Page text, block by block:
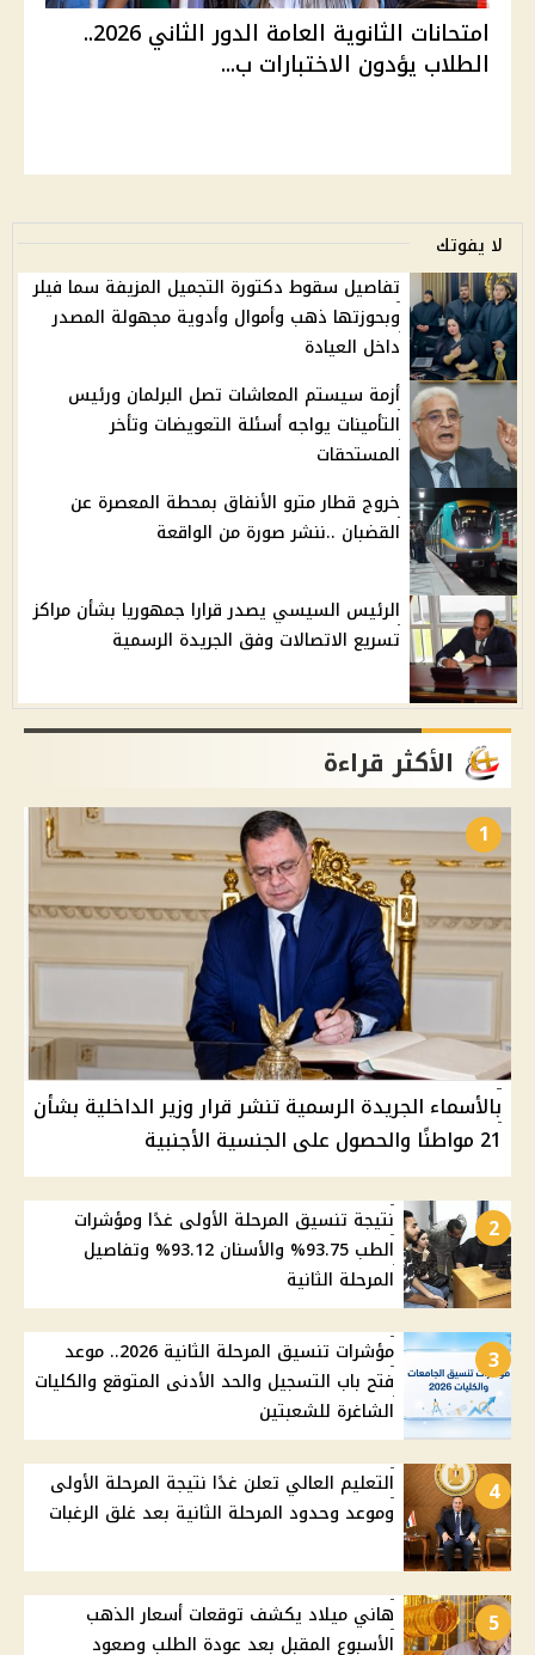
امتحانات الثانوية العامة الدور الثاني 2026..
الطلاب يؤدون الاختبارات ب...
لا يفوتك
تفاصيل سقوط دكتورة التجميل المزيفة سما فيلر
وبحوزتها ذهب وأموال وأدوية مجهولة المصدر
داخل العيادة
أزمة سيستم المعاشات تصل البرلمان ورئيس
التأمينات يواجه أسئلة التعويضات وتأخر
المستحقات
خروج قطار مترو الأنفاق بمحطة المعصرة عن
القضبان ..ننشر صورة من الواقعة
الرئيس السيسي يصدر قرارا جمهوريا بشأن مراكز
تسريع الاتصالات وفق الجريدة الرسمية
الأكثر قراءة
1
بالأسماء الجريدة الرسمية تنشر قرار وزير الداخلية بشأن
21 مواطنًا والحصول على الجنسية الأجنبية
2
نتيجة تنسيق المرحلة الأولى غدًا ومؤشرات
الطب 93.75% والأسنان 93.12% وتفاصيل
المرحلة الثانية
3
مؤشرات تنسيق المرحلة الثانية 2026.. موعد
فتح باب التسجيل والحد الأدنى المتوقع والكليات
الشاغرة للشعبتين
4
التعليم العالي تعلن غدًا نتيجة المرحلة الأولى
وموعد وحدود المرحلة الثانية بعد غلق الرغبات
5
هاني ميلاد يكشف توقعات أسعار الذهب
الأسبوع المقبل بعد عودة الطلب وصعود